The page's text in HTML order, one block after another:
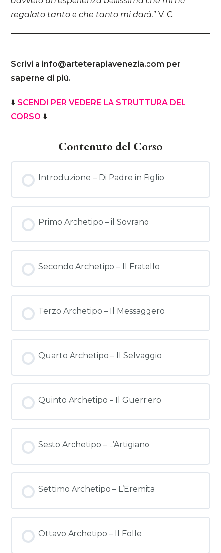
regalato tanto e che tanto mi darà.” V. C.
Scrivi a info@arteterapiavenezia.com per
saperne di più.
⬇️ SCENDI PER VEDERE LA STRUTTURA DEL
CORSO ⬇️
Contenuto del Corso
Introduzione – Di Padre in Figlio
Primo Archetipo – il Sovrano
Secondo Archetipo – Il Fratello
Terzo Archetipo – Il Messaggero
Quarto Archetipo – Il Selvaggio
Quinto Archetipo – Il Guerriero
Sesto Archetipo – L’Artigiano
Settimo Archetipo – L’Eremita
Ottavo Archetipo – Il Folle